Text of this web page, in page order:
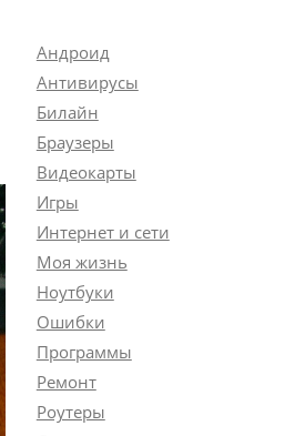
Андроид
Антивирусы
Билайн
Браузеры
Видеокарты
Игры
Интернет и сети
Моя жизнь
Ноутбуки
Ошибки
Программы
Ремонт
Роутеры